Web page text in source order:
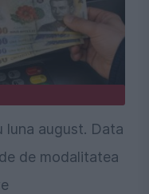
luna august. Data
de modalitatea